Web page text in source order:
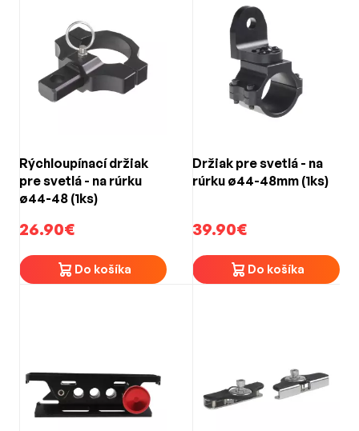
Rýchloupínací držiak
pre svetlá - na rúrku
ø44-48 (1ks)
26.90€
Do košíka
Držiak pre svetlá - na
rúrku ø44-48mm (1ks)
39.90€
Do košíka